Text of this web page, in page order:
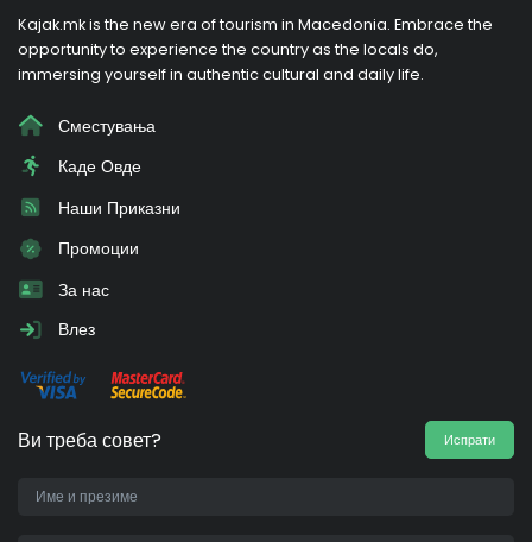
Kajak.mk is the new era of tourism in Macedonia. Embrace the
opportunity to experience the country as the locals do,
immersing yourself in authentic cultural and daily life.
Сместувања
Каде Овде
Наши Приказни
Промоции
За нас
Влез
Ви треба совет? Испрати